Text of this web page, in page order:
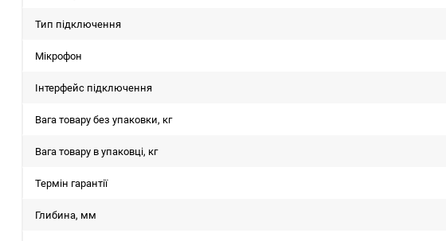
Тип підключення
Мікрофон
Інтерфейс підключення
Вага товару без упаковки, кг
Вага товару в упаковці, кг
Термін гарантії
Глибина, мм